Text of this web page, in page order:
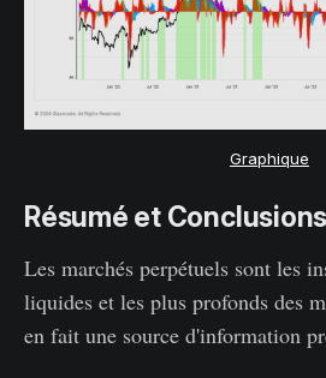
Graphique
Résumé et Conclusions
Les marchés perpétuels sont les
liquides et les plus profonds des
en fait une source d'information